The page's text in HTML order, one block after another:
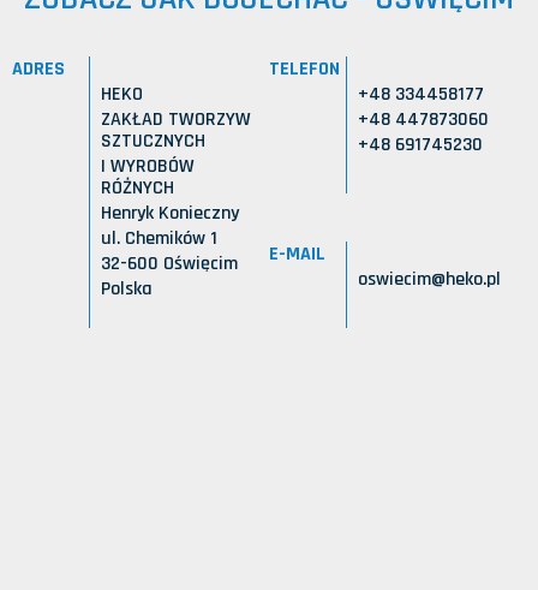
ADRES
HEKO
ZAKŁAD TWORZYW
SZTUCZNYCH
I WYROBÓW
RÓŻNYCH
Henryk Konieczny
ul. Chemików 1
32-600 Oświęcim
Polska
TELEFON
+48 334458177
+48 447873060
+48 691745230
E-MAIL
oswiecim@heko.pl